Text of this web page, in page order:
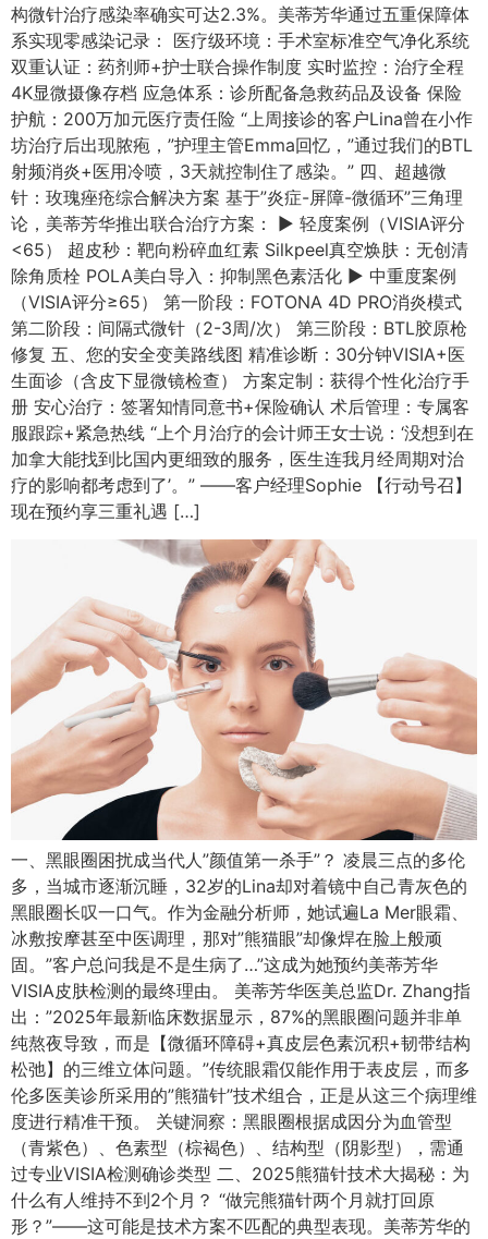
构微针治疗感染率确实可达2.3%。美蒂芳华通过五重保障体
系实现零感染记录： 医疗级环境：手术室标准空气净化系统
双重认证：药剂师+护士联合操作制度 实时监控：治疗全程
4K显微摄像存档 应急体系：诊所配备急救药品及设备 保险
护航：200万加元医疗责任险 “上周接诊的客户Lina曾在小作
坊治疗后出现脓疱，”护理主管Emma回忆，”通过我们的BTL
射频消炎+医用冷喷，3天就控制住了感染。” 四、超越微
针：玫瑰痤疮综合解决方案 基于”炎症-屏障-微循环”三角理
论，美蒂芳华推出联合治疗方案： ▶ 轻度案例（VISIA评分
<65） 超皮秒：靶向粉碎血红素 Silkpeel真空焕肤：无创清
除角质栓 POLA美白导入：抑制黑色素活化 ▶ 中重度案例
（VISIA评分≥65） 第一阶段：FOTONA 4D PRO消炎模式
第二阶段：间隔式微针（2-3周/次） 第三阶段：BTL胶原枪
修复 五、您的安全变美路线图 精准诊断：30分钟VISIA+医
生面诊（含皮下显微镜检查） 方案定制：获得个性化治疗手
册 安心治疗：签署知情同意书+保险确认 术后管理：专属客
服跟踪+紧急热线 “上个月治疗的会计师王女士说：‘没想到在
加拿大能找到比国内更细致的服务，医生连我月经周期对治
疗的影响都考虑到了’。” ——客户经理Sophie 【行动号召】
现在预约享三重礼遇 […]
一、黑眼圈困扰成当代人”颜值第一杀手”？ 凌晨三点的多伦
多，当城市逐渐沉睡，32岁的Lina却对着镜中自己青灰色的
黑眼圈长叹一口气。作为金融分析师，她试遍La Mer眼霜、
冰敷按摩甚至中医调理，那对”熊猫眼”却像焊在脸上般顽
固。”客户总问我是不是生病了…”这成为她预约美蒂芳华
VISIA皮肤检测的最终理由。 美蒂芳华医美总监Dr. Zhang指
出：”2025年最新临床数据显示，87%的黑眼圈问题并非单
纯熬夜导致，而是【微循环障碍+真皮层色素沉积+韧带结构
松弛】的三维立体问题。”传统眼霜仅能作用于表皮层，而多
伦多医美诊所采用的”熊猫针”技术组合，正是从这三个病理维
度进行精准干预。 关键洞察：黑眼圈根据成因分为血管型
（青紫色）、色素型（棕褐色）、结构型（阴影型），需通
过专业VISIA检测确诊类型 二、2025熊猫针技术大揭秘：为
什么有人维持不到2个月？ “做完熊猫针两个月就打回原
形？”——这可能是技术方案不匹配的典型表现。美蒂芳华的